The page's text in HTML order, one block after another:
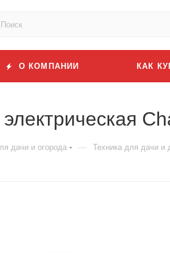
О КОМПАНИИ КАК
электрическая
дачи и огорода — Техника для дачи и